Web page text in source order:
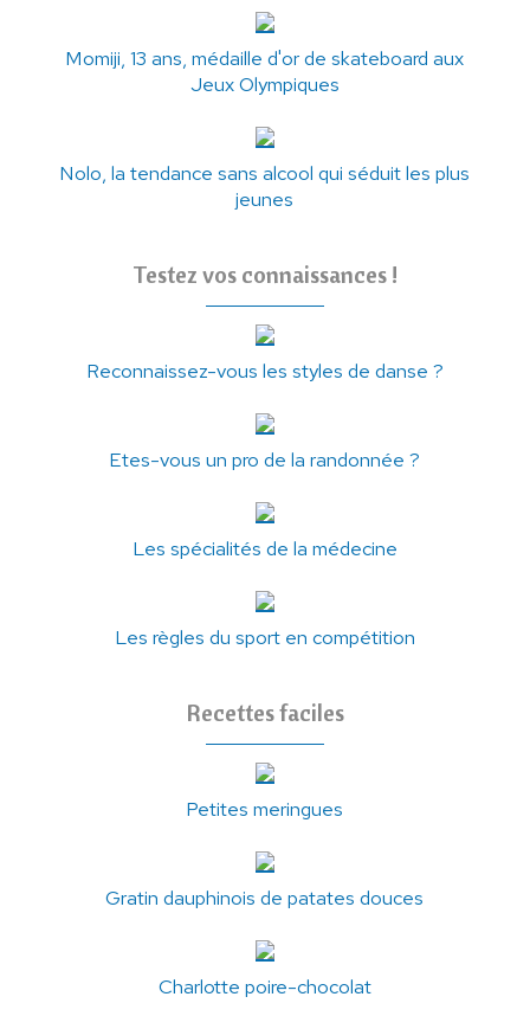
Momiji, 13 ans, médaille d'or de skateboard aux
Jeux Olympiques
Nolo, la tendance sans alcool qui séduit les plus
jeunes
Testez vos connaissances !
Reconnaissez-vous les styles de danse ?
Etes-vous un pro de la randonnée ?
Les spécialités de la médecine
Les règles du sport en compétition
Recettes faciles
Petites meringues
Gratin dauphinois de patates douces
Charlotte poire-chocolat